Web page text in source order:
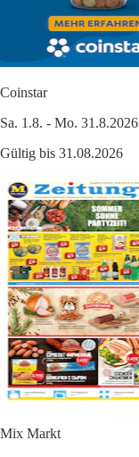
Coinstar
Sa. 1.8. - Mo. 31.8.2026
Gültig bis 31.08.2026
Mix Markt